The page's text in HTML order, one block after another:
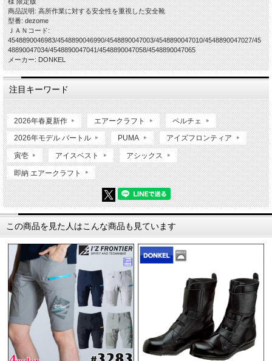
商品説明: 高所作業に対する安全性を重視した安全靴
型番: dezome
ＪＡＮコード:
4548890046983/4548890046990/4548890047003/4548890047010/4548890047027/45
48890047034/4548890047041/4548890047058/4548890047065
メーカー: DONKEL
注目キーワード
2026年春夏新作 エアークラフト ペルチェ
2026年モデル バートル PUMA アイズフロンティア
寅壱 アイスベスト アシックス
即納 エアークラフト
この商品を見た人はこんな商品も見ています